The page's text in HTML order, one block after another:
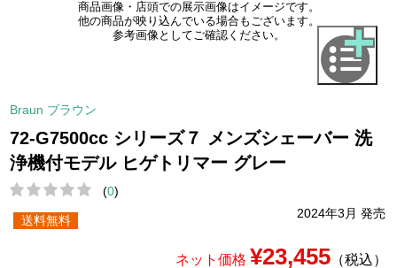
商品画像・店頭での展示画像はイメージです。
他の商品が映り込んでいる場合もございます。
参考画像としてご確認ください。
Braun ブラウン
72-G7500cc シリーズ７ メンズシェーバー 洗
浄機付モデル ヒゲトリマー グレー
(0)
2024年3月 発売
送料無料
ネット価格 ¥23,455（税込）